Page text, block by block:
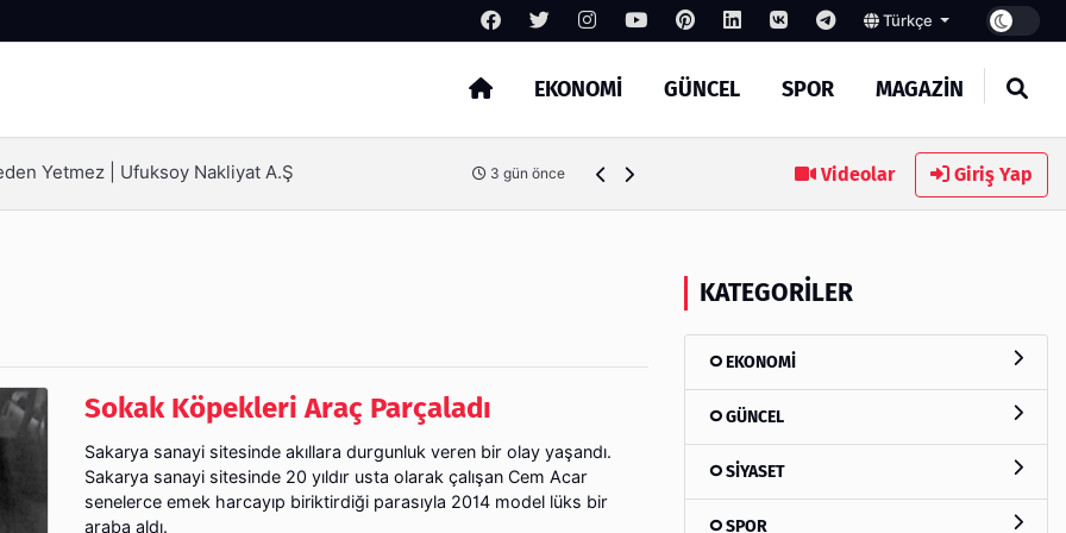
Türkçe
EKONOMİ GÜNCEL SPOR MAGAZİN
Arama
İçin Bilinmesi Gerekenler 4 gün önce Videolar Giriş Yap
Sokak Köpekleri Araç Parçaladı
Sakarya sanayi sitesinde akıllara durgunluk veren bir olay yaşandı.
Sakarya sanayi sitesinde 20 yıldır usta olarak çalışan Cem Acar
senelerce emek harcayıp biriktirdiği parasıyla 2014 model lüks bir
araba aldı.
KATEGORILER
EKONOMİ
GÜNCEL
SİYASET
SPOR